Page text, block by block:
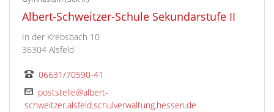
Albert-Schweitzer-Schule Sekundarstufe II
In der Krebsbach 10
36304 Alsfeld
06631/70590-41
poststelle@albert-
schweitzer.alsfeld.schulverwaltung.hessen.de